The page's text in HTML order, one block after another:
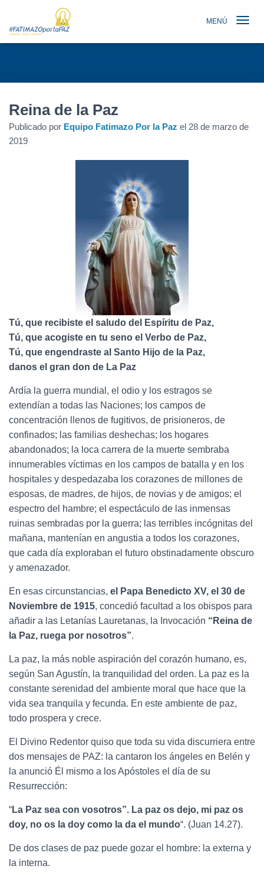
MENÚ
Reina de la Paz
Publicado por Equipo Fatimazo Por la Paz el 28 de marzo de
2019
Tú, que recibiste el saludo del Espíritu de Paz,
Tú, que acogiste en tu seno el Verbo de Paz,
Tú, que engendraste al Santo Hijo de la Paz,
danos el gran don de La Paz
Ardía la guerra mundial, el odio y los estragos se
extendían a todas las Naciones; los campos de
concentración llenos de fugitivos, de prisioneros, de
confinados; las familias deshechas; los hogares
abandonados; la loca carrera de la muerte sembraba
innumerables víctimas en los campos de batalla y en los
hospitales y despedazaba los corazones de millones de
esposas, de madres, de hijos, de novias y de amigos; el
espectro del hambre; el espectáculo de las inmensas
ruinas sembradas por la guerra; las terribles incógnitas del
mañana, mantenían en angustia a todos los corazones,
que cada día exploraban el futuro obstinadamente obscuro
y amenazador.
En esas circunstancias, el Papa Benedicto XV, el 30 de
Noviembre de 1915, concedió facultad a los obispos para
añadir a las Letanías Lauretanas, la Invocación “Reina de
la Paz, ruega por nosotros”.
La paz, la más noble aspiración del corazón humano, es,
según San Agustín, la tranquilidad del orden. La paz es la
constante serenidad del ambiente moral que hace que la
vida sea tranquila y fecunda. En este ambiente de paz,
todo prospera y crece.
El Divino Redentor quiso que toda su vida discurriera entre
dos mensajes de PAZ: la cantaron los ángeles en Belén y
la anunció Él mismo a los Apóstoles el día de su
Resurrección:
“La Paz sea con vosotros”. La paz os dejo, mi paz os
doy, no os la doy como la da el mundo“. (Juan 14.27).
De dos clases de paz puede gozar el hombre: la externa y
la interna.